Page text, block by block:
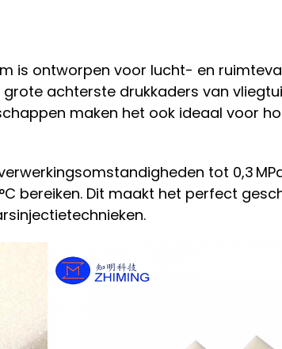
is ontworpen voor lucht- en
achterste drukkaders van
maken het ook ideaal voor
tot 0,3
°C bereiken. Dit maakt het perfect